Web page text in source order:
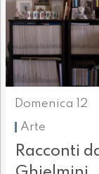
Domenica 12
Arte
Racconti